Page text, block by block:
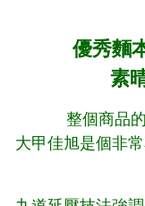
優秀麵
素
整個商品
大甲佳旭是個非